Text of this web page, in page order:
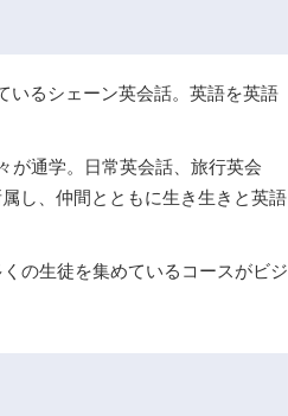
いるシェーン英会話。英語を英語
が通学。日常英会話、旅行英会
し、仲間とともに生き生きと英語
の生徒を集めているコースがビジ